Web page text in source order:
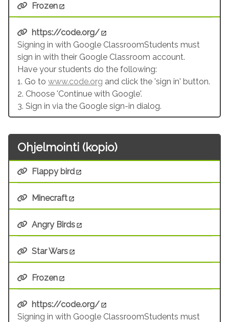
Frozen
https://code.org/
Signing in with Google ClassroomStudents must
sign in with their Google Classroom account.
Have your students do the following:
1. Go to www.code.org and click the 'sign in' button.
2. Choose 'Continue with Google'.
3. Sign in via the Google sign-in dialog.
Ohjelmointi (kopio)
Flappy bird
Minecraft
Angry Birds
Star Wars
Frozen
https://code.org/
Signing in with Google ClassroomStudents must